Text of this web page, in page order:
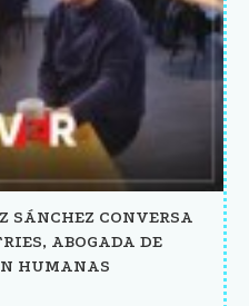
SÁNCHEZ CONVERSA
ABOGADA DE
HUMANAS